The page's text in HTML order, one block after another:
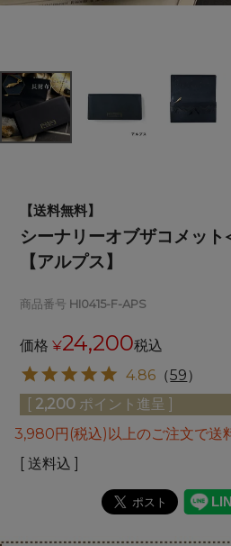
【送料無料】
シーナリーオブザコメッ
【アルプス】
商品番号 HI0415-F-APS
価格 ¥24,200税込
4.86 （59）
[ 2,200 ポイント進呈 ]
3,980円(税込)以上のご注文で送
送料込